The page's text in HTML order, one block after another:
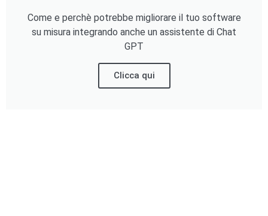
Come e perchè potrebbe migliorare il tuo software
su misura integrando anche un assistente di Chat
GPT
Clicca qui